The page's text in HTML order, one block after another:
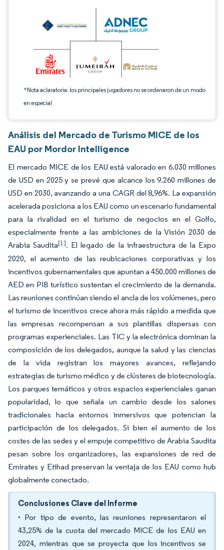
*Nota aclaratoria: los principales jugadores no se ordenaron de un modo
en especial
Análisis del Mercado de Turismo MICE de los
EAU por Mordor Intelligence
El mercado MICE de los EAU está valorado en 6.030 millones
de USD en 2025 y se prevé que alcance los 9.260 millones de
USD en 2030, avanzando a una CAGR del 8,96%. La expansión
acelerada posiciona a los EAU como un escenario fundamental
para la rivalidad en el turismo de negocios en el Golfo,
especialmente frente a las ambiciones de la Visión 2030 de
Arabia Saudita[1]. El legado de la infraestructura de la Expo
2020, el aumento de las reubicaciones corporativas y los
incentivos gubernamentales que apuntan a 450.000 millones de
AED en PIB turístico sustentan el crecimiento de la demanda.
Las reuniones continúan siendo el ancla de los volúmenes, pero
el turismo de incentivos crece ahora más rápido a medida que
las empresas recompensan a sus plantillas dispersas con
programas experienciales. Las TIC y la electrónica dominan la
composición de los delegados, aunque la salud y las ciencias
de la vida registran los mayores avances, reflejando
estrategias de turismo médico y de clústeres de biotecnología.
Los parques temáticos y otros espacios experienciales ganan
popularidad, lo que señala un cambio desde los salones
tradicionales hacia entornos inmersivos que potencian la
participación de los delegados. Si bien el aumento de los
costes de las sedes y el empuje competitivo de Arabia Saudita
pesan sobre los organizadores, las expansiones de red de
Emirates y Etihad preservan la ventaja de los EAU como hub
globalmente conectado.
Conclusiones Clave del Informe
• Por tipo de evento, las reuniones representaron el
43,25% de la cuota del mercado MICE de los EAU en
2024, mientras que se proyecta que los incentivos se